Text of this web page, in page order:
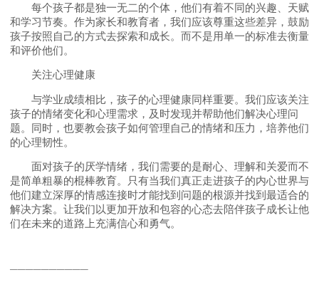
每个孩子都是独一无二的个体，他们有着不同的兴趣、天赋
和学习节奏。作为家长和教育者，我们应该尊重这些差异，鼓励
孩子按照自己的方式去探索和成长。而不是用单一的标准去衡量
和评价他们。
关注心理健康
与学业成绩相比，孩子的心理健康同样重要。我们应该关注
孩子的情绪变化和心理需求，及时发现并帮助他们解决心理问
题。同时，也要教会孩子如何管理自己的情绪和压力，培养他们
的心理韧性。
面对孩子的厌学情绪，我们需要的是耐心、理解和关爱而不
是简单粗暴的棍棒教育。只有当我们真正走进孩子的内心世界与
他们建立深厚的情感连接时才能找到问题的根源并找到最适合的
解决方案。让我们以更加开放和包容的心态去陪伴孩子成长让他
们在未来的道路上充满信心和勇气。
──────────